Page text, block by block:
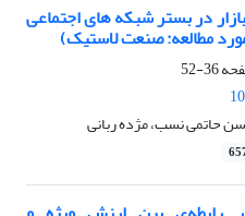
در بستر شبکه های اجتماعی
36-52
حاتمی نسب، مژده ربانی